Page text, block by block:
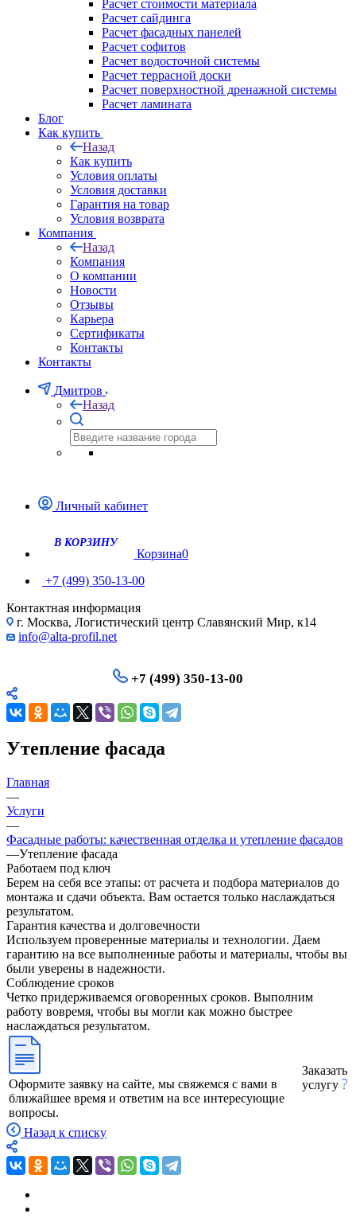
Расчет стоимости материала
Расчет сайдинга
Расчет фасадных панелей
Расчет софитов
Расчет водосточной системы
Расчет террасной доски
Расчет поверхностной дренажной системы
Расчет ламината
Блог
Как купить
Назад
Как купить
Условия оплаты
Условия доставки
Гарантия на товар
Условия возврата
Компания
Назад
Компания
О компании
Новости
Отзывы
Карьера
Сертификаты
Контакты
Контакты
Дмитров
Назад
Личный кабинет
Корзина0
+7 (499) 350-13-00
Контактная информация
г. Москва, Логистический центр Славянский Мир, к14
info@alta-profil.net
+7 (499) 350-13-00
Утепление фасада
Главная
—
Услуги
—
Фасадные работы: качественная отделка и утепление фасадов
—Утепление фасада
Работаем под ключ
Берем на себя все этапы: от расчета и подбора материалов до
монтажа и сдачи объекта. Вам остается только наслаждаться
результатом.
Гарантия качества и долговечности
Используем проверенные материалы и технологии. Даем
гарантию на все выполненные работы и материалы, чтобы вы
были уверены в надежности.
Соблюдение сроков
Четко придерживаемся оговоренных сроков. Выполним
работу вовремя, чтобы вы могли как можно быстрее
наслаждаться результатом.
Оформите заявку на сайте, мы свяжемся с вами в
ближайшее время и ответим на все интересующие
вопросы.
Заказать
услугу
Назад к списку